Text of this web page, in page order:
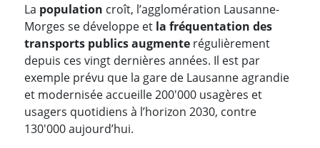
La population croît, l’agglomération Lausanne-
Morges se développe et la fréquentation des
transports publics augmente régulièrement
depuis ces vingt dernières années. Il est par
exemple prévu que la gare de Lausanne agrandie
et modernisée accueille 200'000 usagères et
usagers quotidiens à l’horizon 2030, contre
130'000 aujourd’hui.